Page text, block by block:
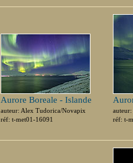
Aurore Boreale - Islande
auteur: Alex Tudorica/Novapix
réf: t-met01-16091
réf: t-